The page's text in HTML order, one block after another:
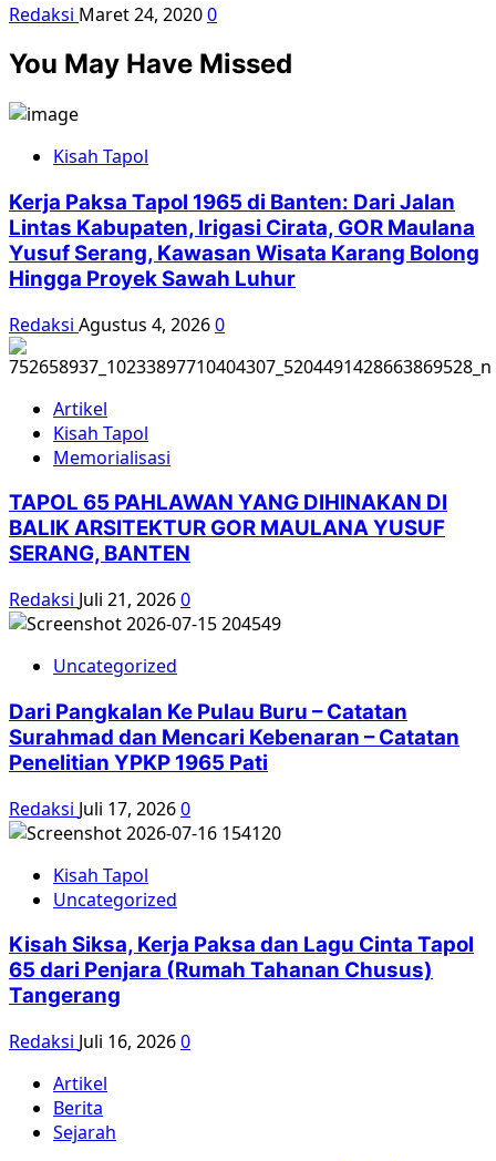
Redaksi Maret 24, 20200
You May Have Missed
Kisah Tapol
Kerja Paksa Tapol 1965 di Banten: Dari Jalan
Lintas Kabupaten, Irigasi Cirata, GOR Maulana
Yusuf Serang, Kawasan Wisata Karang Bolong
Hingga Proyek Sawah Luhur
Redaksi Agustus 4, 20260
Artikel
Kisah Tapol
Memorialisasi
TAPOL 65 PAHLAWAN YANG DIHINAKAN DI
BALIK ARSITEKTUR GOR MAULANA YUSUF
SERANG, BANTEN
Redaksi Juli 21, 20260
Uncategorized
Dari Pangkalan Ke Pulau Buru – Catatan
Surahmad dan Mencari Kebenaran – Catatan
Penelitian YPKP 1965 Pati
Redaksi Juli 17, 20260
Kisah Tapol
Uncategorized
Kisah Siksa, Kerja Paksa dan Lagu Cinta Tapol
65 dari Penjara (Rumah Tahanan Chusus)
Tangerang
Redaksi Juli 16, 20260
Artikel
Berita
Sejarah